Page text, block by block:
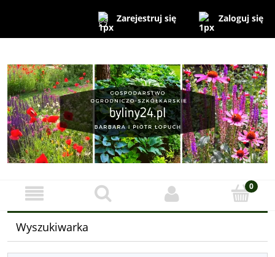
Zarejestruj się Zaloguj się
Wyszukiwarka